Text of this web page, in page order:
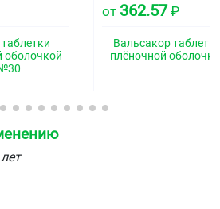
оболочкой
от 362.57₽
Вальсакор
плёночной
недостаточность (II-IV